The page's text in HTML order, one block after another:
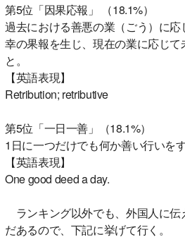
第5位「因果応報」 （18.1%）
過去における善悪の業（ごう）に
幸の果報を生じ、現在の業に応じて
と。
【英語表現】
Retribution; retributive
第5位「一日一善」（18.1%）
1日に一つだけでも何か善い行いをす
【英語表現】
One good deed a day.
ランキング以外でも、外国人に伝
だあるので、下記に挙げて行く。